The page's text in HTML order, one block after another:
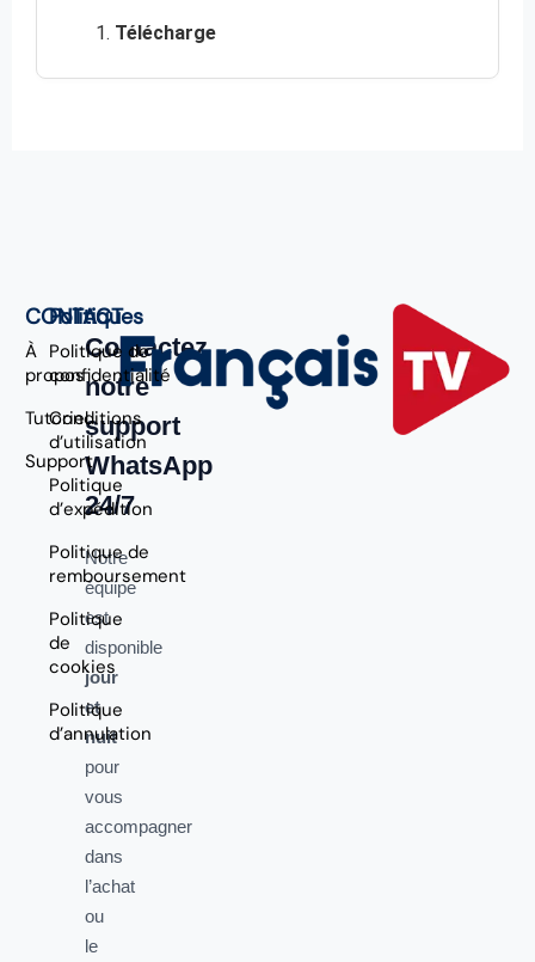
Télécharge
CONTACT
À
propos
Tutoriel
Support
Politiques
Politique de
confidentialité
Conditions
d’utilisation
Politique
d’expédition
Politique de
remboursement
Politique
de
cookies
Politique
d’annulation
Contactez
notre
support
WhatsApp
24/7
Notre
équipe
est
disponible
jour
et
nuit
pour
vous
accompagner
dans
l’achat
ou
le